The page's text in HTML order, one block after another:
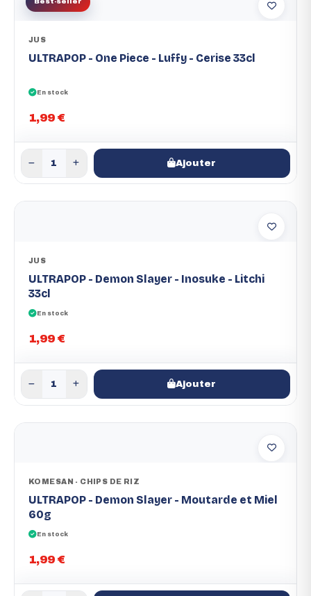
JUS
ULTRAPOP - One Piece - Luffy - Cerise 33cl
En stock
1,99 €
Ajouter
JUS
ULTRAPOP - Demon Slayer - Inosuke - Litchi
33cl
En stock
1,99 €
Ajouter
KOMESAN - CHIPS DE RIZ
ULTRAPOP - Demon Slayer - Moutarde et Miel
60g
En stock
1,99 €